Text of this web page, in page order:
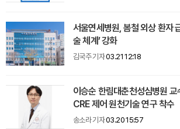
서울연세병원, 봄철 외상 환자
술 체계’ 강화
김국주 기자03.21 12:18
이승순 한림대춘천성심병원
CRE 제어 원천기술 연구 착수
송소라 기자03.20 15:57